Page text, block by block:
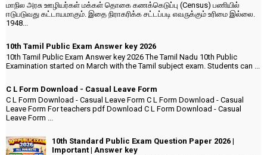
மாநில அரசு ஊழியர்கள் மக்கள் தொகை கணக்கெடுப்பு (Census) பணியில்
ஈடுபடுவது கட்டாயமாகும். இதை நிராகரிக்க சட்டப்படி எவருக்கும் உரிமை இல்லை.
1948...
10th Tamil Public Exam Answer key 2026
10th Tamil Public Exam Answer key 2026 The Tamil Nadu 10th Public
Examination started on March with the Tamil subject exam. Students can ...
C L Form Download - Casual Leave Form
C L Form Download - Casual Leave Form C L Form Download - Casual
Leave Form For teachers pdf Download C L Form Download - Casual
Leave Form ...
10th Standard Public Exam Question Paper 2026 |
Important | Answer key